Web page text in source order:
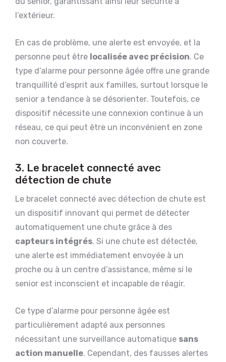
l’extérieur.
En cas de problème, une alerte est envoyée, et la
personne peut être localisée avec précision. Ce
type d’alarme pour personne âgée offre une grande
tranquillité d’esprit aux familles, surtout lorsque le
senior a tendance à se désorienter. Toutefois, ce
dispositif nécessite une connexion continue à un
réseau, ce qui peut être un inconvénient en zone
non couverte.
3. Le bracelet connecté avec
détection de chute
Le bracelet connecté avec détection de chute est
un dispositif innovant qui permet de détecter
automatiquement une chute grâce à des
capteurs intégrés. Si une chute est détectée,
une alerte est immédiatement envoyée à un
proche ou à un centre d’assistance, même si le
senior est inconscient et incapable de réagir.
Ce type d’alarme pour personne âgée est
particulièrement adapté aux personnes
nécessitant une surveillance automatique sans
action manuelle. Cependant, des fausses alertes